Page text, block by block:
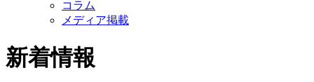
コラム
メディア掲載
新着情報